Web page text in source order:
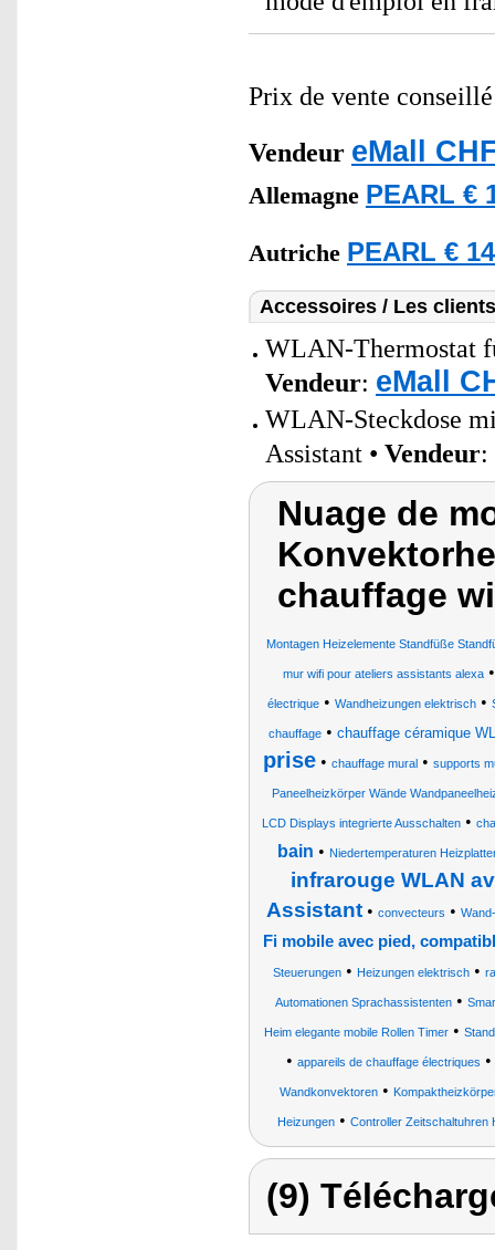
Prix de vente
Vendeur eMall
Allemagne PEARL €
Autriche PEARL €
Accessoires / Les
WLAN-Thermostat
Vendeur: eMall
WLAN-Steckdose
Assistant • Vendeur:
Nuage de
chauffage
Montagen Heizelemente Standfüße
mur wifi pour ateliers assistants alexa
électrique • Wandheizungen elektrisch •
chauffage • chauffage céramique
prise • chauffage mural • supports
Paneelheizkörper Wände
LCD Displays integrierte Ausschalten •
bain • Niedertemperaturen
infrarouge WLAN
Assistant • convecteurs •
Fi mobile avec pied,
Steuerungen • Heizungen elektrisch •
Automationen Sprachassistenten •
Heim elegante mobile Rollen Timer •
• appareils de chauffage électriques •
Wandkonvektoren•
Heizungen• Controller Zeitschaltuhren
(9)